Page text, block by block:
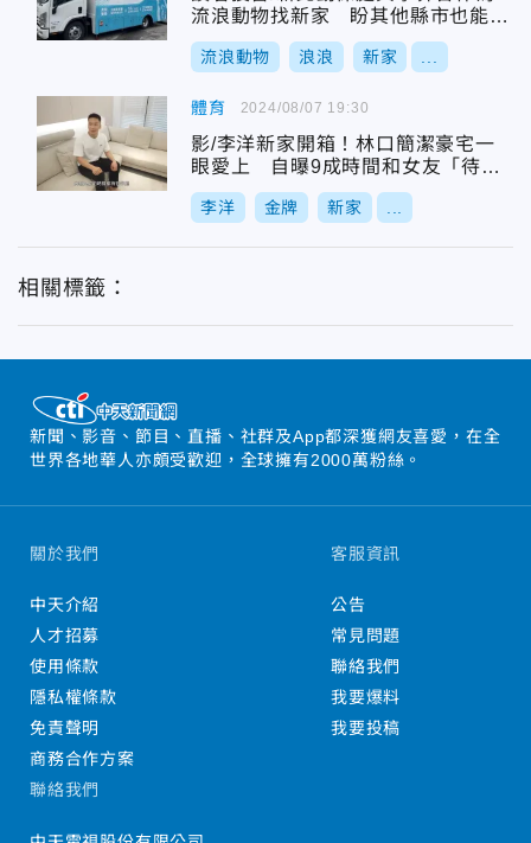
流浪動物找新家 盼其他縣市也能跟
進
流浪動物 浪浪 新家
體育
影/李洋新家開箱！林口簡潔豪宅一
眼愛上 自曝9成時間和女友「待客
廳」
李洋 金牌 新家
2024/08/07 19:30
相關標籤：
新聞、影音、節目、直播、社群及App都深獲網友喜愛，在全
世界各地華人亦頗受歡迎，全球擁有2000萬粉絲。
關於我們
中天介紹
人才招募
使用條款
隱私權條款
免責聲明
商務合作方案
客服資訊
公告
常見問題
聯絡我們
我要爆料
我要投稿
聯絡我們